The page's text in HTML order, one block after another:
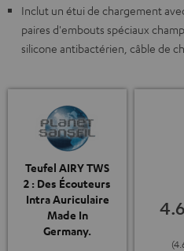
Inclut un étui de chargement
paires d'embouts spéciaux
silicone antibactérien, câble de
Teufel AIRY TWS
2 : Des Écouteurs
Intra Auriculaire
Made In
Germany.